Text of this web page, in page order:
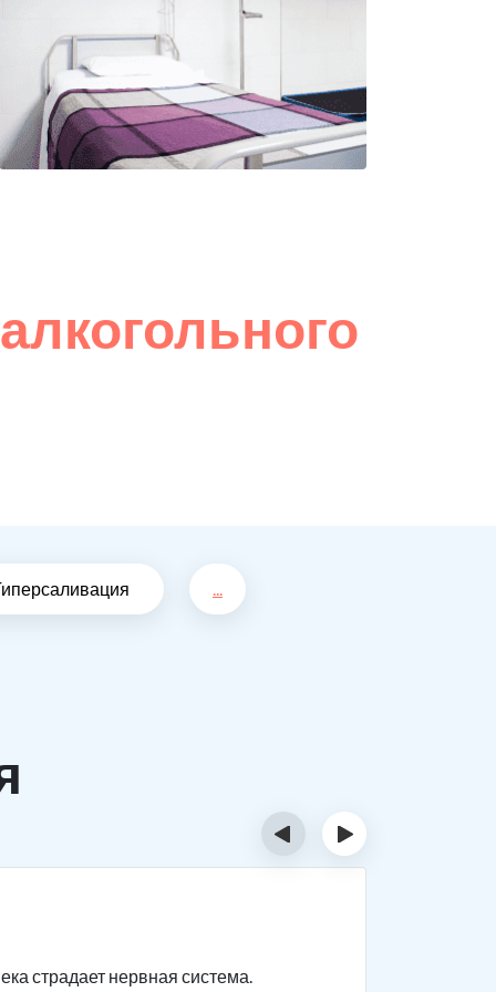
...
страдает нервная система.
‹ ›